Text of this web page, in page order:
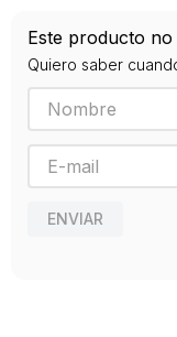
0
Este producto
Quiero saber
ENVIAR